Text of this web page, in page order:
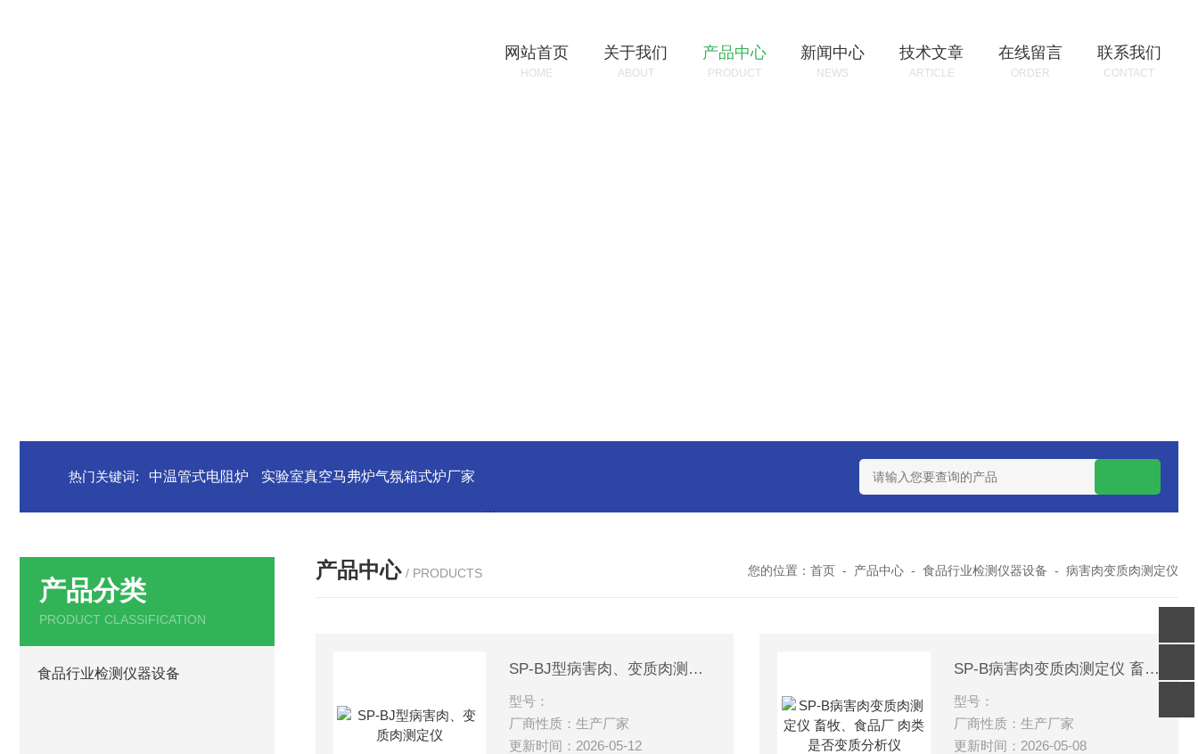
网站首页
HOME
关于我们
ABOUT
产品中心
PRODUCT
新闻中心
NEWS
技术文章
ARTICLE
在线留言
ORDER
联系我们
CONTACT
热门关键词: 中温管式电阻炉 实验室真空马弗炉气氛箱式炉厂家 SX2-9-17TP高温实验用热失重马弗炉 实验室小型高温马弗炉
产品分类
PRODUCT CLASSIFICATION
食品行业检测仪器设备
产品中心 / PRODUCTS 您的位置： 首页 - 产品中心 - 食品行业检测仪器设备 - 病害肉变质肉测定仪
SP-BJ型病害肉、变质肉测定仪
型号：
厂商性质：生产厂家
更新时间：2026-05-12
SP-B病害肉变质肉测定仪 畜牧、食品厂 肉类是否变质分析仪
型号：
厂商性质：生产厂家
更新时间：2026-05-08